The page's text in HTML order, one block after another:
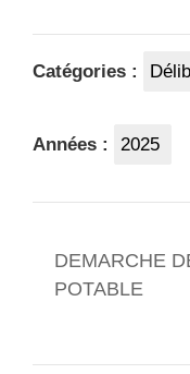
Catégories :
Années : 2025
DEMARCHE
POTABLE